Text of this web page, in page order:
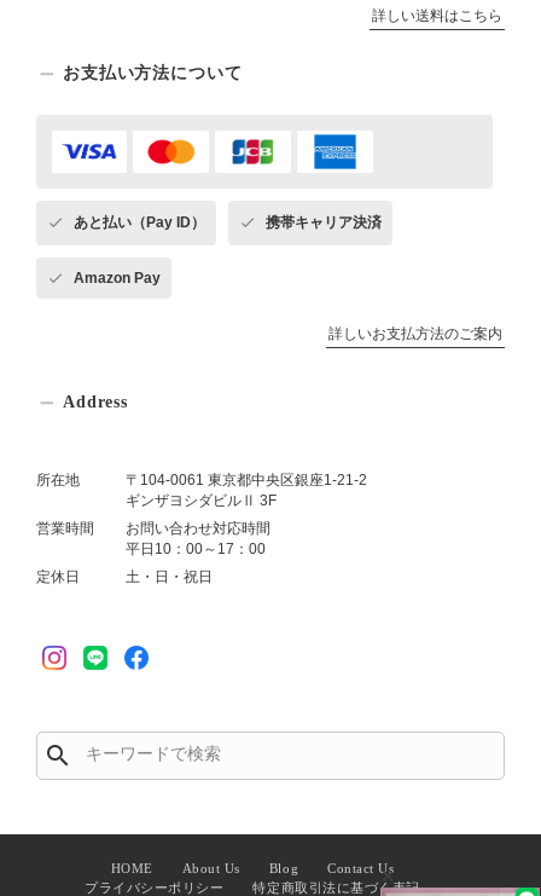
詳しい送料はこちら
お支払い方法について
あと払い（Pay ID） 携帯キャリア決済
Amazon Pay
詳しいお支払方法のご案内
Address
所在地
〒104-0061 東京都中央区銀座1-21-2
ギンザヨシダビルⅡ 3F
営業時間
お問い合わせ対応時間
平日10：00～17：00
定休日
土・日・祝日
search
HOME About Us Blog
Contact Us
プライバシーポリシー
特定商取引法に基づく表記
✕